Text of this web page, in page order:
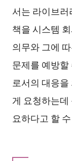
서는 라이브
책을 시스템
의무와 그에
문제를 예방
로서의 대응
게 요청하는
요하다고 할